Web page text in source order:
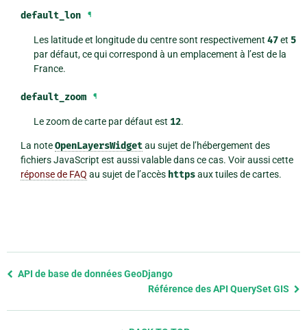
default_lon ¶
Les latitude et longitude du centre sont respectivement47et5
par défaut, ce qui correspond à un emplacement à l’est de la
France.
default_zoom ¶
Le zoom de carte par défaut est 12.
La noteOpenLayersWidgetau sujet de l’hébergement des
fichiers JavaScript est aussi valable dans ce cas. Voir aussi cette
réponse de FAQ au sujet de l’accès httpsaux tuiles de cartes.
Previous
API de base de données GeoDjango
Référence des API QuerySet GIS